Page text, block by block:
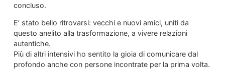
concluso.
E’ stato bello ritrovarsi: vecchi e nuovi amici, uniti da
questo anelito alla trasformazione, a vivere relazioni
autentiche.
Più di altri intensivi ho sentito la gioia di comunicare dal
profondo anche con persone incontrate per la prima volta.